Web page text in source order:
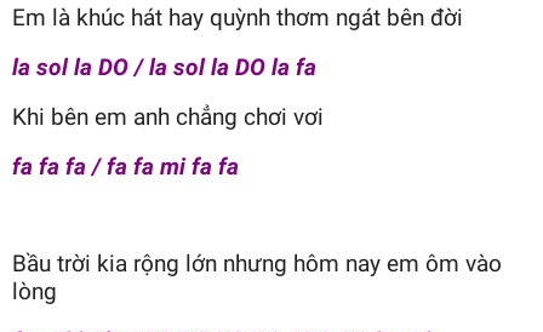
Em là khúc hát hay quỳnh thơm ngát bên đời
la sol la DO / la sol la DO la fa
Khi bên em anh chẳng chơi vơi
fa fa fa / fa fa mi fa fa
Bầu trời kia rộng lớn nhưng hôm nay em ôm vào
lòng